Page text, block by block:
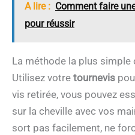
A lire : Comment faire
pour réussir
La méthode la plus simple
Utilisez votre tournevis
vis retirée, vous pouvez
sur la cheville avec vos
sort pas facilement, ne